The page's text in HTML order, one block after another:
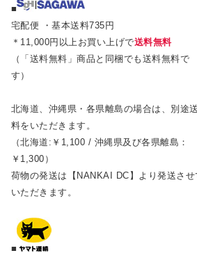
■
宅配便 ・基本送料735円
＊11,000円以上お買い上げで送料無料
（「送料無料」商品と同梱でも送料無料で
す）
北海道、沖縄県・各県離島の場合は、別途送
料をいただきます。
（北海道:￥1,100 / 沖縄県及び各県離島：
￥1,300）
荷物の発送は【NANKAI DC】より発送させ
いただきます。
■